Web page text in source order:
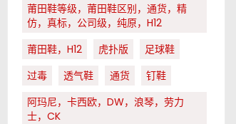
莆田鞋等级，莆田鞋区别，通货，精
仿，真标，公司级，纯原，H12
莆田鞋，H12
虎扑版
足球鞋
过毒
透气鞋 通货
钉鞋
阿玛尼，卡西欧，DW，浪琴，劳力
士，CK